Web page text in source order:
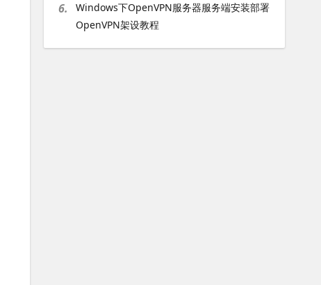
6.
Windows下OpenVPN服务器服务端安装部署
OpenVPN架设教程